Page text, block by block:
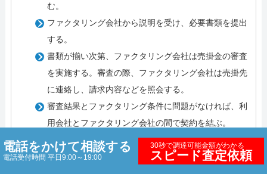
む。
ファクタリング会社から説明を受け、必要書類を提出
する。
書類が揃い次第、ファクタリング会社は売掛金の審査
を実施する。審査の際、ファクタリング会社は売掛先
に連絡し、請求内容などを照会する。
審査結果とファクタリング条件に問題がなければ、利
用会社とファクタリング会社の間で契約を結ぶ。
契約締結後（債権譲渡後）、売掛先に対して債権譲渡
通知・承諾手続きを行う。
電話をかけて相談する
電話受付時間 平日9:00～19:00
30秒で調達可能金額がわかる
スピード査定依頼